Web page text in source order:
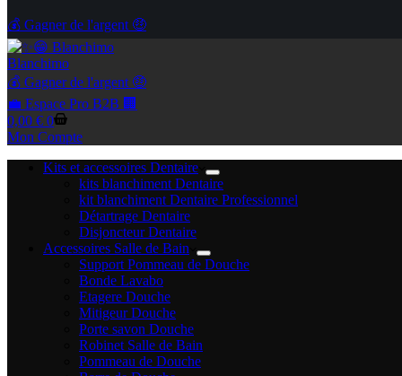
💰 Gagner de l'argent 🤑
Blanchimo
💰 Gagner de l'argent 🤑
💼 Espace Pro B2B 🏢
Panier
d’achat
0,00 € 0
Mon Compte
Kits et accessoires Dentaire
kits blanchiment Dentaire
kit blanchiment Dentaire Professionnel
Détartrage Dentaire
Disjoncteur Dentaire
Accessoires Salle de Bain
Support Pommeau de Douche
Bonde Lavabo
Etagere Douche
Mitigeur Douche
Porte savon Douche
Robinet Salle de Bain
Pommeau de Douche